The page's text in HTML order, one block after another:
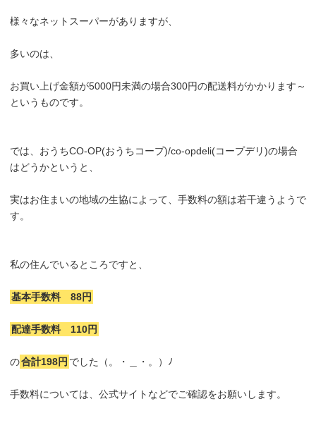
様々なネットスーパーがありますが、
多いのは、
お買い上げ金額が5000円未満の場合300円の配送料がかかります～
というものです。
では、おうちCO-OP(おうちコープ)/co-opdeli(コープデリ)の場合
はどうかというと、
実はお住まいの地域の生協によって、手数料の額は若干違うようで
す。
私の住んでいるところですと、
基本手数料 88円
配達手数料 110円
の合計198円 でした（。・＿・。）ﾉ
手数料については、公式サイトなどでご確認をお願いします。